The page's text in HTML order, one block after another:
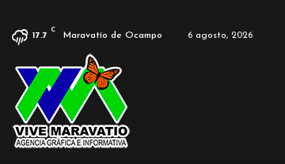
17.7
C
Maravatío de Ocampo 6 agosto, 2026